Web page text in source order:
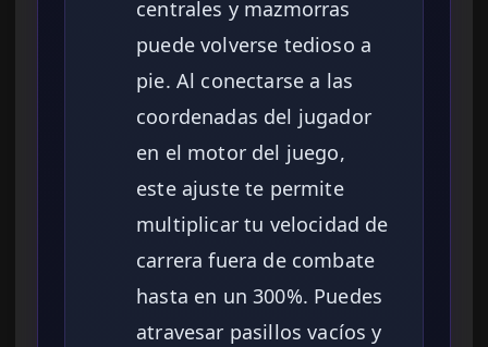
centrales y mazmorras
puede volverse tedioso a
pie. Al conectarse a las
coordenadas del jugador
en el motor del juego,
este ajuste te permite
multiplicar tu velocidad de
carrera fuera de combate
hasta en un 300%. Puedes
atravesar pasillos vacíos y